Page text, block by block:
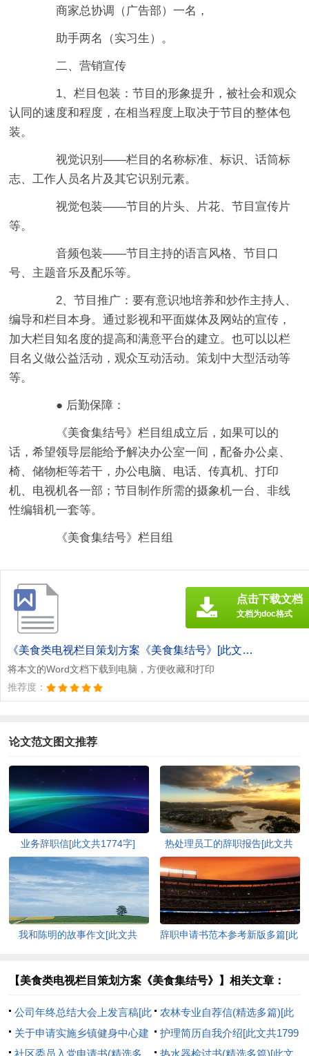
商家总协调（广告部）一名，
助手两名（实习生）。
二、营销宣传
1、栏目包装：节目的形象提升，被社会和观众
认同的速度和程度，在相当程度上取决于节目的整体包
装。
视觉识别——栏目的名称标准、标识、话筒标
志、工作人员名片及其它识别元素。
视觉包装——节目的片头、片花、节目宣传片
等。
音频包装——节目主持的语言风格、节目口
号、主题音乐及配乐等。
2、节目推广：要有意识地培养和炒作主持人、
编导和栏目本身。通过影视和平面媒体及网站的宣传，
加大栏目知名度的提高和满意平台的建立。也可以以栏
目名义做公益活动，观众互动活动。策划中大型活动等
等。
● 后勤保障：
《美食集结号》栏目组成立后，如果可以的
话，希望领导层能给予解决办公室一间，配备办公桌、
椅、储物柜等若干，办公电脑、电话、传真机、打印
机、电视机各一部；节目制作所需的摄象机一台、非线
性编辑机一套等。
《美食集结号》栏目组
《美食类电视栏目策划方案《美食集结号》[此文共1526字].doc》
将本文的Word文档下载到电脑，方便收藏和打印
推荐度：
点击下载文档
文档为doc格式
论文范文图文推荐
业务辞职信[此文共1774字]
热处理员工的辞职报告[此文共
2540字]
我和陈明的故事作文[此文共
辞职申请书范本参考新版多篇[此
【美食类电视栏目策划方案《美食集结号》】相关文章：
公司年终总结大会上发言稿[此
文共7776字]
农林专业自荐信(精选多篇)[此
文共6754字]
关于申请实施乡镇健身中心建
设项目的报告[此文共1237字]
护理简历自我介绍[此文共1799
字]
社区委员入党申请书(精选多 热水器检讨书(精选多篇)[此文